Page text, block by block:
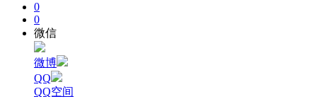
0
0
微信
微博
QQ
QQ空间